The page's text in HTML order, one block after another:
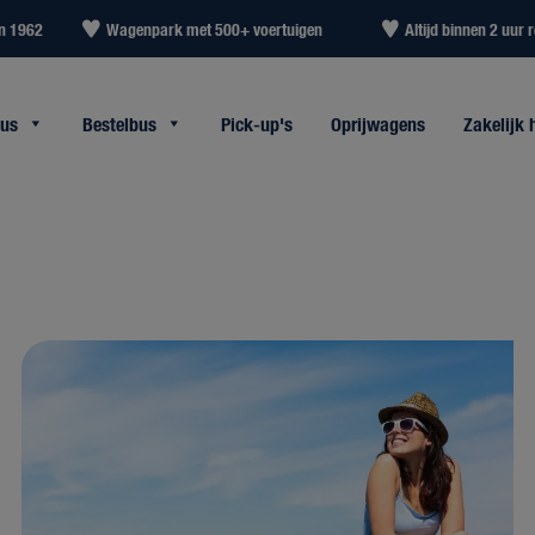
1962 Wagenpark met 500+ voertuigen Altijd binnen 2 uur
Bestelbus Pick-up's Oprijwagens Zakelijk